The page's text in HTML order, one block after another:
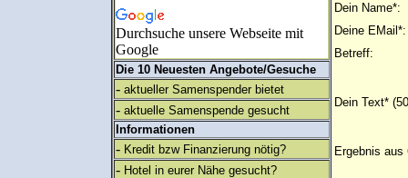
Durchsuche unsere Webseite mit
Google
Die 10 Neuesten Angebote/Gesuche
- aktueller Samenspender bietet
- aktuelle Samenspende gesucht
Informationen
- Kredit bzw Finanzierung nötig?
- Hotel in eurer Nähe gesucht?
Dein Name*:
Deine EMail*:
Betreff:
Dein Text*
Ergebnis aus